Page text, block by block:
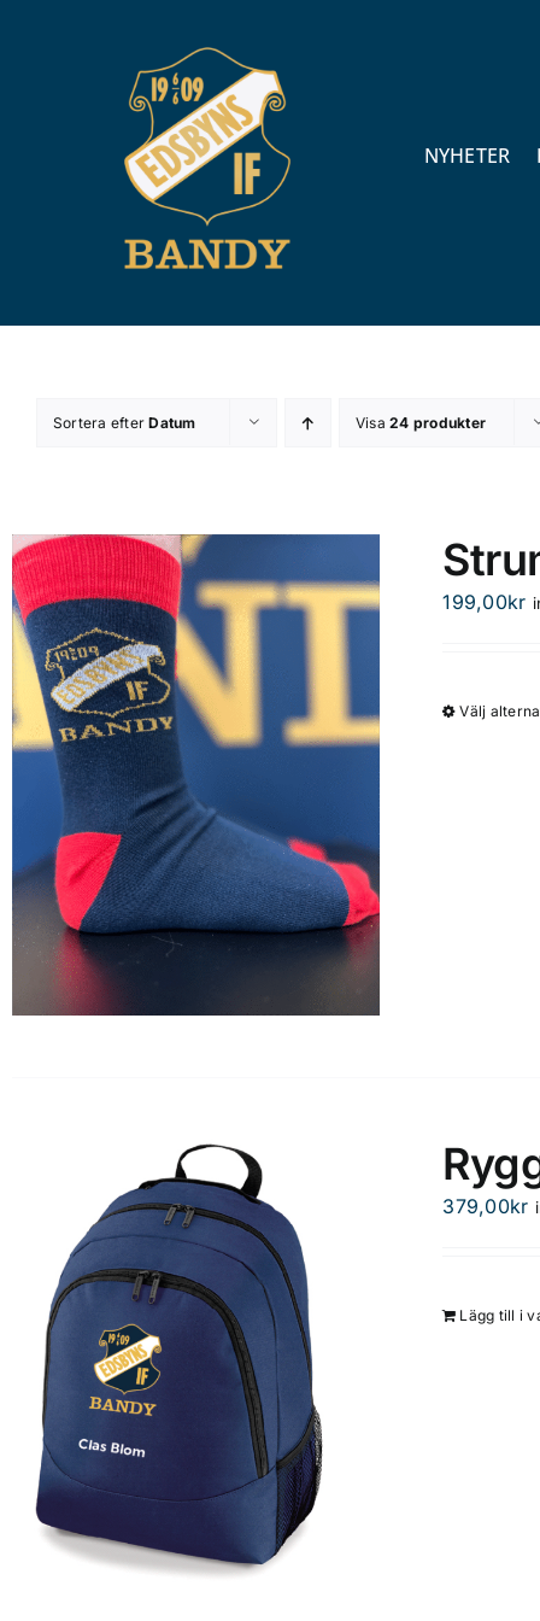
NYHETER
Sortera efterDatum Visa24 produkter
199,00kr
Välj
379,00kr
Lägg till i